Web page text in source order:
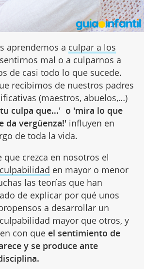
aprendemos a culpar a los
mal o a culparnos a
de casi todo lo que sucede.
recibimos de nuestros padres
(maestros, abuelos,…)
culpa que…' o 'mira lo que
da vergüenza!'influyen en
de toda la vida.
que crezca en nosotros el
culpabilidad en mayor o menor
las teorías que han
de explicar por qué unos
a desarrollar un
mayor que otros, y
con que el sentimiento de
y se produce ante